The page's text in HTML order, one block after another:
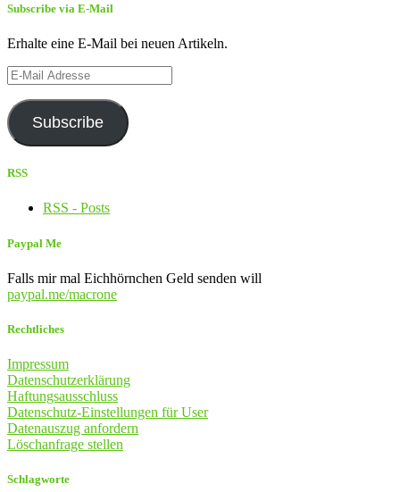
Subscribe via E-Mail
Erhalte eine E-Mail bei neuen Artikeln.
E-
Mail
Adresse
Subscribe
RSS
RSS - Posts
Paypal Me
Falls mir mal Eichhörnchen Geld senden will
paypal.me/macrone
Rechtliches
Impressum
Datenschutzerklärung
Haftungsausschluss
Datenschutz-Einstellungen für User
Datenauszug anfordern
Löschanfrage stellen
Schlagworte